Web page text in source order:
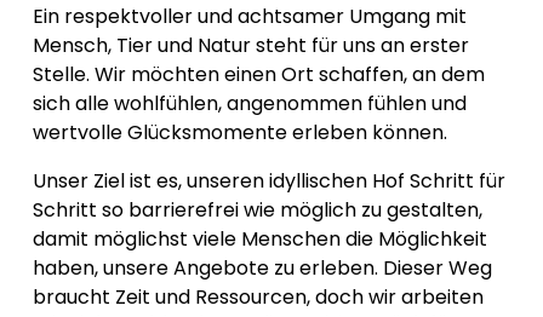
Ein respektvoller und achtsamer Umgang mit
Mensch, Tier und Natur steht für uns an erster
Stelle. Wir möchten einen Ort schaffen, an dem
sich alle wohlfühlen, angenommen fühlen und
wertvolle Glücksmomente erleben können.
Unser Ziel ist es, unseren idyllischen Hof Schritt für
Schritt so barrierefrei wie möglich zu gestalten,
damit möglichst viele Menschen die Möglichkeit
haben, unsere Angebote zu erleben. Dieser Weg
braucht Zeit und Ressourcen, doch wir arbeiten